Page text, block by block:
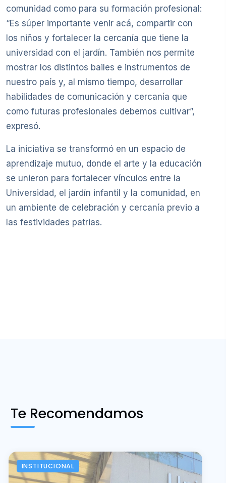
comunidad como para su formación profesional:
“Es súper importante venir acá, compartir con
los niños y fortalecer la cercanía que tiene la
universidad con el jardín. También nos permite
mostrar los distintos bailes e instrumentos de
nuestro país y, al mismo tiempo, desarrollar
habilidades de comunicación y cercanía que
como futuras profesionales debemos cultivar”,
expresó.
La iniciativa se transformó en un espacio de
aprendizaje mutuo, donde el arte y la educación
se unieron para fortalecer vínculos entre la
Universidad, el jardín infantil y la comunidad, en
un ambiente de celebración y cercanía previo a
las festividades patrias.
Te Recomendamos
INSTITUCIONAL